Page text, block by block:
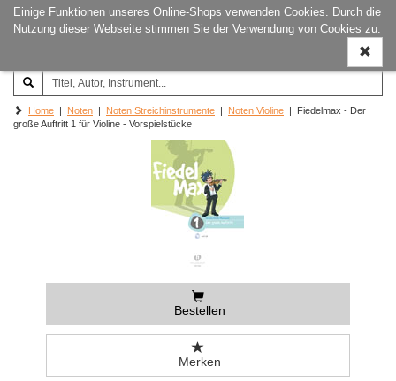
Einige Funktionen unseres Online-Shops verwenden Cookies. Durch die
Nutzung dieser Webseite stimmen Sie der Verwendung von Cookies zu.
ein-/
Joachim‐Trekel‐Musikverlag,
Hamburg
Home | Noten | Noten Streichinstrumente | Noten Violine | Fiedelmax - Der
große Auftritt 1 für Violine - Vorspielstücke
Bestellen
Merken